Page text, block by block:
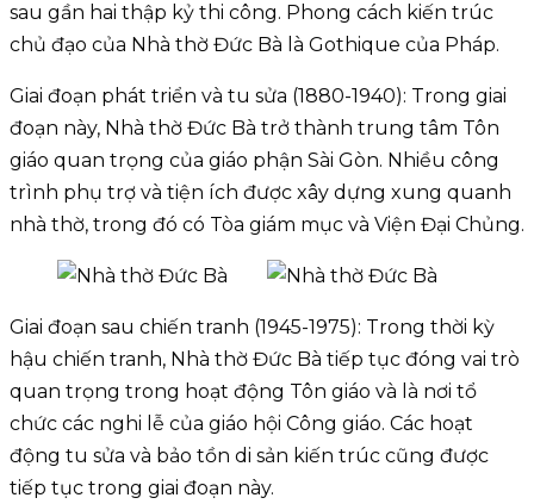
sau gần hai thập kỷ thi công. Phong cách kiến trúc
chủ đạo của Nhà thờ Đức Bà là Gothique của Pháp.
Giai đoạn phát triển và tu sửa (1880-1940): Trong giai
đoạn này, Nhà thờ Đức Bà trở thành trung tâm Tôn
giáo quan trọng của giáo phận Sài Gòn. Nhiều công
trình phụ trợ và tiện ích được xây dựng xung quanh
nhà thờ, trong đó có Tòa giám mục và Viện Đại Chủng.
Giai đoạn sau chiến tranh (1945-1975): Trong thời kỳ
hậu chiến tranh, Nhà thờ Đức Bà tiếp tục đóng vai trò
quan trọng trong hoạt động Tôn giáo và là nơi tổ
chức các nghi lễ của giáo hội Công giáo. Các hoạt
động tu sửa và bảo tồn di sản kiến trúc cũng được
tiếp tục trong giai đoạn này.